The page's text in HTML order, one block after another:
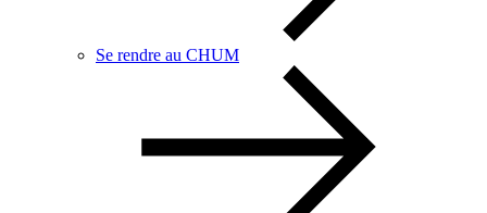
Se rendre au CHUM